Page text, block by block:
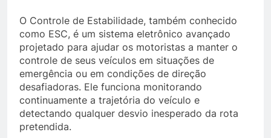
O Controle de Estabilidade, também conhecido
como ESC, é um sistema eletrônico avançado
projetado para ajudar os motoristas a manter o
controle de seus veículos em situações de
emergência ou em condições de direção
desafiadoras. Ele funciona monitorando
continuamente a trajetória do veículo e
detectando qualquer desvio inesperado da rota
pretendida.